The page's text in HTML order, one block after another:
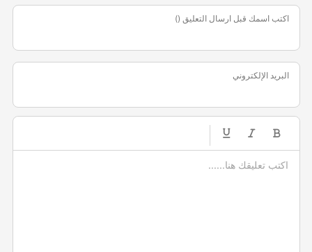
اكتب اسمك قبل ارسال التعليق ()
البريد الإلكتروني
-
-